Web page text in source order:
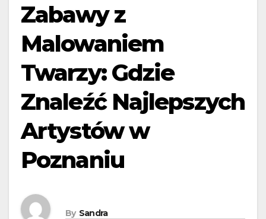
Zabawy z
Malowaniem
Twarzy: Gdzie
Znaleźć Najlepszych
Artystów w
Poznaniu
By Sandra